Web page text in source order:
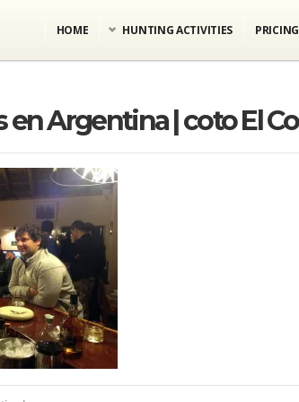
HOME HUNTING ACTIVITIES PRICING
en Argentina | coto El